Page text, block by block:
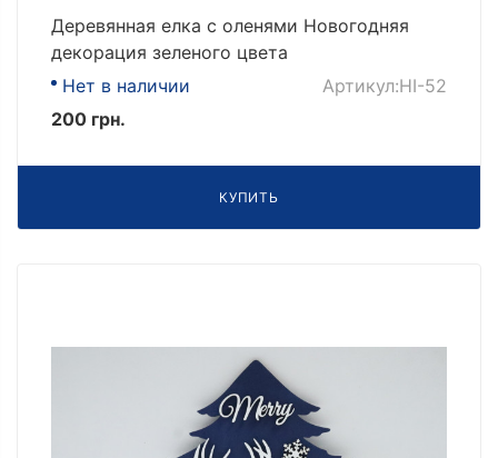
Деревянная елка с оленями Новогодняя
декорация зеленого цвета
Нет в наличии
Артикул:НІ-52
200 грн.
КУПИТЬ